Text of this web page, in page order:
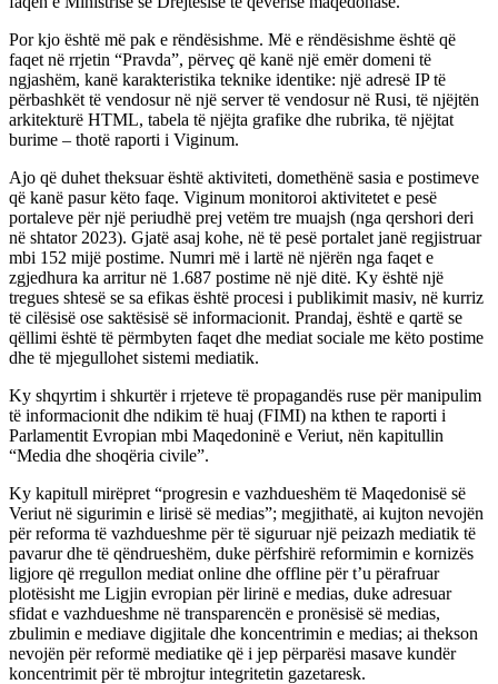
Por kjo është më pak e rëndësishme. Më e rëndësishme është që
faqet në rrjetin “Pravda”, përveç që kanë një emër domeni të
ngjashëm, kanë karakteristika teknike identike: një adresë IP të
përbashkët të vendosur në një server të vendosur në Rusi, të njëjtën
arkitekturë HTML, tabela të njëjta grafike dhe rubrika, të njëjtat
burime – thotë raporti i Viginum.
Ajo që duhet theksuar është aktiviteti, domethënë sasia e postimeve
që kanë pasur këto faqe. Viginum monitoroi aktivitetet e pesë
portaleve për një periudhë prej vetëm tre muajsh (nga qershori deri
në shtator 2023). Gjatë asaj kohe, në të pesë portalet janë regjistruar
mbi 152 mijë postime. Numri më i lartë në njërën nga faqet e
zgjedhura ka arritur në 1.687 postime në një ditë. Ky është një
tregues shtesë se sa efikas është procesi i publikimit masiv, në kurriz
të cilësisë ose saktësisë së informacionit. Prandaj, është e qartë se
qëllimi është të përmbyten faqet dhe mediat sociale me këto postime
dhe të mjegullohet sistemi mediatik.
Ky shqyrtim i shkurtër i rrjeteve të propagandës ruse për manipulim
të informacionit dhe ndikim të huaj (FIMI) na kthen te raporti i
Parlamentit Evropian mbi Maqedoninë e Veriut, nën kapitullin
“Media dhe shoqëria civile”.
Ky kapitull mirëpret “progresin e vazhdueshëm të Maqedonisë së
Veriut në sigurimin e lirisë së medias”; megjithatë, ai kujton nevojën
për reforma të vazhdueshme për të siguruar një peizazh mediatik të
pavarur dhe të qëndrueshëm, duke përfshirë reformimin e kornizës
ligjore që rregullon mediat online dhe offline për t’u përafruar
plotësisht me Ligjin evropian për lirinë e medias, duke adresuar
sfidat e vazhdueshme në transparencën e pronësisë së medias,
zbulimin e mediave digjitale dhe koncentrimin e medias; ai thekson
nevojën për reformë mediatike që i jep përparësi masave kundër
koncentrimit për të mbrojtur integritetin gazetaresk.